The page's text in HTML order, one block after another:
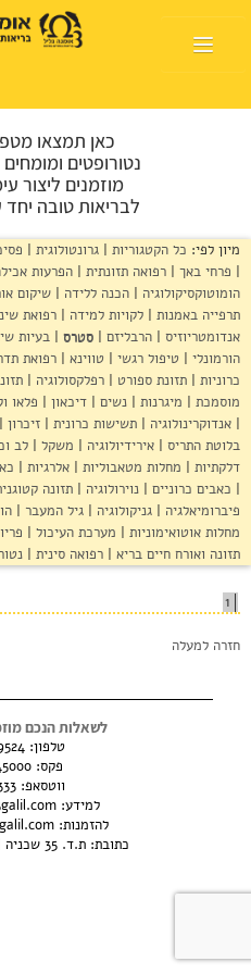
דף הבית
המלצות שימוש
חנות
היכן להשיג
מוצרים ושרותים
מרכז המטפלים
מרכז המידע
סדנאות והרצאות
צור קשר
כאן תמצאו
נטורופטים
מוזמנים ליצור
לבריאות טובה יחד עם
מיון לפי: כל הקטגוריות גרונטולוגית
פרחי באך
רפואה תזונתית הפרעות
הומוטוקסיקולוגיה
הכנה ללידה שיקום
תרפייה באמנות
לקויות למידה רפואת
אנדומטריוזיס
הרבליזם סטרס בעיות
הורמונלי
טיפול רגשי טווינא רפואת
כרוניות
תזונת ספורט רפלקסולוגיה
מוסמכת
מיגרנות נשים דיכאון פלאו
אנדוקרינולוגיה
תשישות כרונית זיכרון
בלוטת התריס
אירידיולוגיה משקל לב
דלקתיות
מחלות מטאבוליות אלרגיות
כאבים כרוניים
נוירולוגיה תזונה
פיברומיאלגיה
גניקולוגיה גיל המעבר
מחלות אוטואימוניות
מערכת העיכול
תזונה ואורח חיים בריא
רפואה סינית
1
חזרה למעלה
לשאלות הנכם
טלפון:
פקס: 073-3345000
ווטסאפ:
למידע:
להזמנות:
כתובת: ת.ד. 35 שכניה | ד.נ משגב 2018300